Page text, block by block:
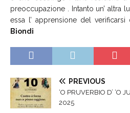
preoccupazione . Intanto un’ altra
essa l’ apprensione del
Biondi
PREVIOUS
‘O PRUVERBIO D’
2025